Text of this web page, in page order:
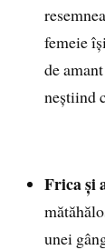
femeie
de
neștiind
Frica și
unei